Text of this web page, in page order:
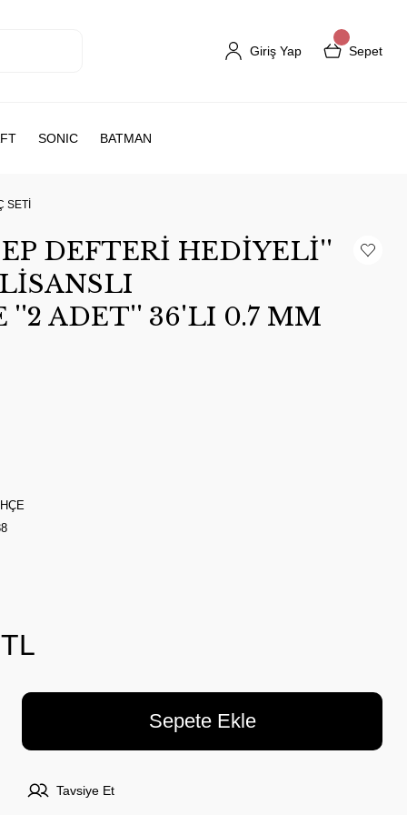
Giriş Yap Sepet
SONIC BATMAN
SETİ
DEFTERİ HEDİYELİ''
''2 ADET'' 36'LI 0.7 MM
Sepete Ekle
Tavsiye Et